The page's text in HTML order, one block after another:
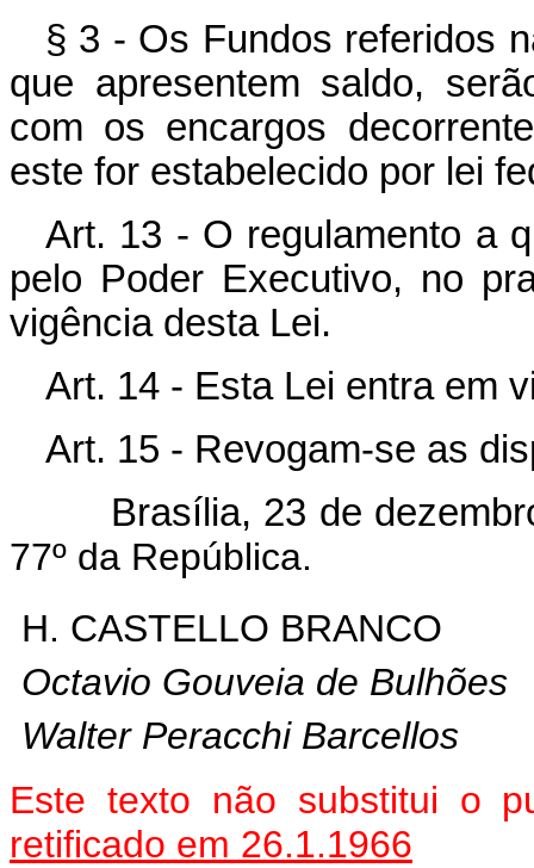
§ 3 - Os Fundos referidos
que apresentem saldo,
com os encargos
este for estabelecido por lei
Art. 13 - O regulamento a
pelo Poder Executivo, no
vigência desta Lei.
Art. 14 - Esta Lei entra em
Art. 15 - Revogam-se as
Brasília, 23 de
77º da República.
H. CASTELLO BRANCO
Octavio Gouveia de Bulhões
Walter Peracchi Barcellos
Este texto não substitui o
retificado em 26.1.1966